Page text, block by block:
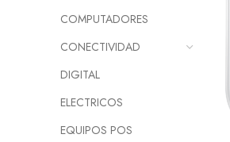
COMPUTADORES
CONECTIVIDAD
DIGITAL
ELECTRICOS
EQUIPOS POS